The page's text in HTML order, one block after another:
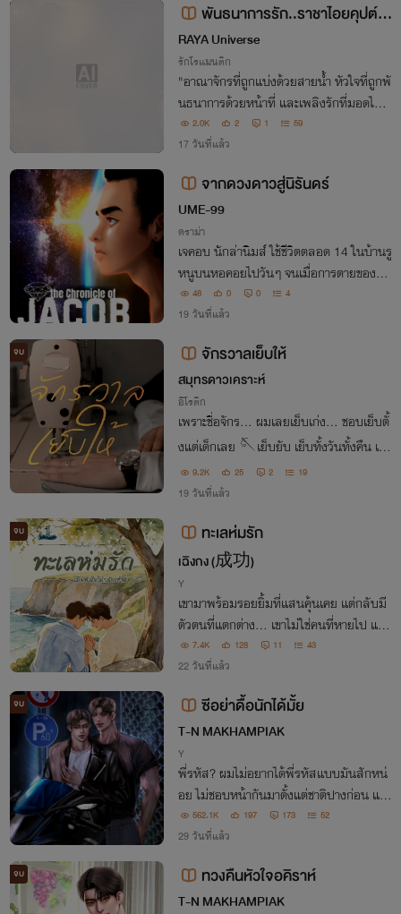
พันธนาการรัก..ราชาไอยคุปต์
(อ่านฟรี)
RAYA Universe
รักโรแมนติก
"อาณาจักรที่ถูกแบ่งด้วยสายน้ำ หัวใจที่ถูกพั
นธนาการด้วยหน้าที่ และเพลิงรักที่มอดไหม้
กลางทะเลทราย... เมื่อ 'ความรัก' และ 'สาย
เลือด' คือเดิมพันเดียวที่คุ้มค่ากว่าการชนะสง
2.0K 2 1 59
17 วันที่แล้ว
จากดวงดาวสู่นิรันดร์
UME-99
ดราม่า
เจคอบ นักล่านิมส์ ใช้ชีวิตตลอด 14 ในบ้านรู
หนูบนหอคอยไปวันๆ จนเมื่อการตายของลุง
ที่เลี้ยงดูมาตายเพราะอุบัติเหตุกลางป่า ที่จู่ๆ
ก็มียานอวกาศตกลงมา เรื่องราวความฉิบหา
48 0 0 4
19 วันที่แล้ว
จบ จักรวาลเย็บให้
สมุทรดาวเคราะห์
อีโรติก
เพราะชื่อจักร... ผมเลยเย็บเก่ง... ชอบเย็บตั้
งแต่เด็กเลย 🪡เย็บยับ เย็บทั้งวันทั้งคืน เพ
ราะชอบเงิน แต่ถ้าหมายถึงเย็บคน... ของโห
ลๆ ไม่เย็บหรอก... เสียของ
9.2K 25 2 19
19 วันที่แล้ว
จบ ทะเลห่มรัก
เฉิงกง (成功)
Y
เขามาพร้อมรอยยิ้มที่แสนคุ้นเคย แต่กลับมี
ตัวตนที่แตกต่าง... เขาไม่ใช่คนที่หายไป แต่เ
ป็นคนที่ทำให้หัวใจ กลับมาเต้นแรงอีกครั้
ง...
7.4K 128 11 43
22 วันที่แล้ว
จบ ซีอย่าดื้อนักได้มั้ย
T-N MAKHAMPIAK
Y
พี่รหัส? ผมไม่อยากได้พี่รหัสแบบมันสักหน่
อย ไม่ชอบหน้ากันมาตั้งแต่ชาติปางก่อน แต่
พอขึ้นมหาลัยมาผมกลับได้ไอ้พี่เคนมันมาเป็
นพี่รหัส! ความหวังที่จะใช้ชีวิตมหาลัยอย่างส
562.1K 197 173 52
29 วันที่แล้ว
จบ ทวงคืนหัวใจอคิราห์
T-N MAKHAMPIAK